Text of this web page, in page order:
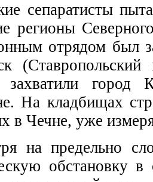
сепаратисты
регионы
отрядом был
захватили город
На кладбищах
в Чечне, уже
на предельно
обстановку